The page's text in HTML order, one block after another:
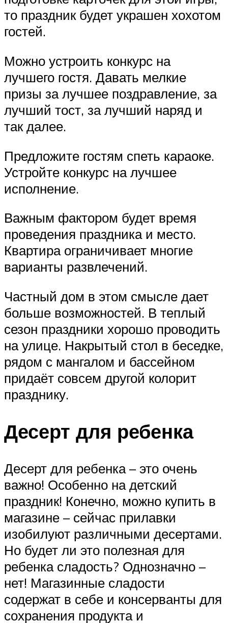
то праздник будет украшен хохотом
гостей.
Можно устроить конкурс на
лучшего гостя. Давать мелкие
призы за лучшее поздравление, за
лучший тост, за лучший наряд и
так далее.
Предложите гостям спеть караоке.
Устройте конкурс на лучшее
исполнение.
Важным фактором будет время
проведения праздника и место.
Квартира ограничивает многие
варианты развлечений.
Частный дом в этом смысле дает
больше возможностей. В теплый
сезон праздники хорошо проводить
на улице. Накрытый стол в беседке,
рядом с мангалом и бассейном
придаёт совсем другой колорит
празднику.
Десерт для ребенка
Десерт для ребенка – это очень
важно! Особенно на детский
праздник! Конечно, можно купить в
магазине – сейчас прилавки
изобилуют различными десертами.
Но будет ли это полезная для
ребенка сладость? Однозначно –
нет! Магазинные сладости
содержат в себе и консерванты для
сохранения продукта и